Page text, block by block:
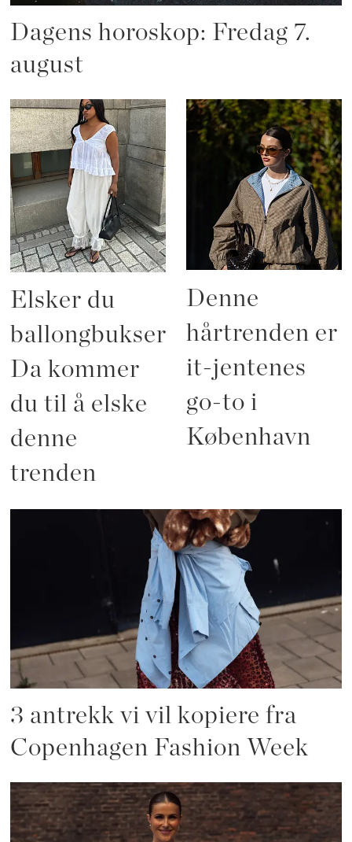
Dagens horoskop: Fredag 7.
august
Elsker du
ballongbukser?
Da kommer
du til å elske
denne
trenden
Denne
hårtrenden er
it-jentenes
go-to i
København
3 antrekk vi vil kopiere fra
Copenhagen Fashion Week